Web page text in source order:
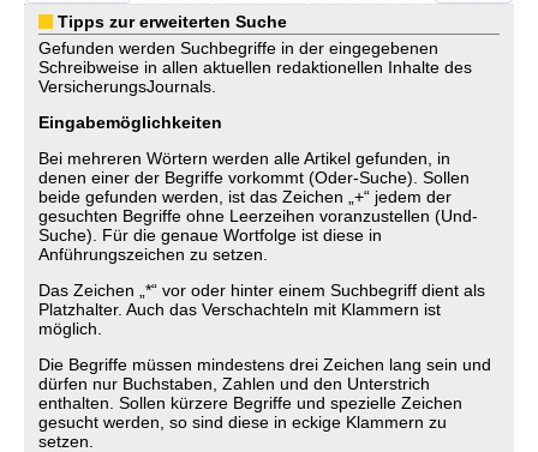
Tipps zur erweiterten Suche
Gefunden werden Suchbegriffe in der eingegebenen
Schreibweise in allen aktuellen redaktionellen Inhalte des
VersicherungsJournals.
Eingabemöglichkeiten
Bei mehreren Wörtern werden alle Artikel gefunden, in
denen einer der Begriffe vorkommt (Oder-Suche). Sollen
beide gefunden werden, ist das Zeichen „+“ jedem der
gesuchten Begriffe ohne Leerzeihen voranzustellen (Und-
Suche). Für die genaue Wortfolge ist diese in
Anführungszeichen zu setzen.
Das Zeichen „*“ vor oder hinter einem Suchbegriff dient als
Platzhalter. Auch das Verschachteln mit Klammern ist
möglich.
Die Begriffe müssen mindestens drei Zeichen lang sein und
dürfen nur Buchstaben, Zahlen und den Unterstrich
enthalten. Sollen kürzere Begriffe und spezielle Zeichen
gesucht werden, so sind diese in eckige Klammern zu
setzen.